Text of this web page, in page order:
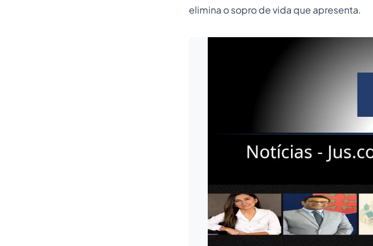
elimina o sopro de vida que apresenta.